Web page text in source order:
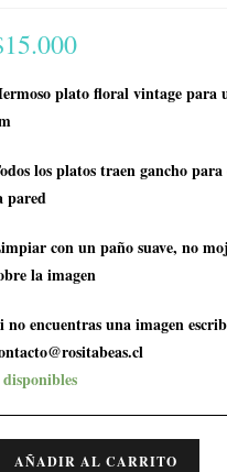
15.000
plato floral vintage para
los platos traen gancho
pared
con un paño suave, no
la imagen
no encuentras una imagen
disponibles
AÑADIR AL CARRITO